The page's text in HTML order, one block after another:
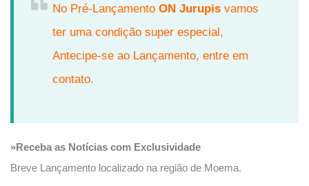
No Pré-Lançamento ON Jurupis vamos
ter uma condição super especial,
Antecipe-se ao Lançamento, entre em
contato.
»Receba as Notícias com Exclusividade
Breve Lançamento localizado na região de Moema.